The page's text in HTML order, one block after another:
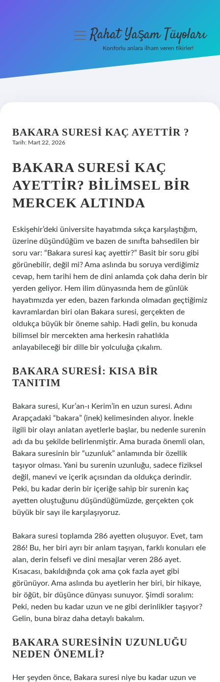
Hakkımızda
menüyüRahat Yaşam Tüyoları
Konforlu anlara ilham veren fikirler!
BAKARA SURESI KAÇ AYETTIR ?
Tarih: Mart 22, 2026
BAKARA SURESI KAÇ
AYETTIR? BILIMSEL BIR
MERCEK ALTINDA
Eskişehir’deki üniversite hayatımda sıkça karşılaştığım,
üzerine düşündüğüm ve bazen de sınıfta bahsedilen bir
soru var: “Bakara suresi kaç ayettir?” Basit bir soru gibi
görünebilir, değil mi? Ama aslında bu soruya verdiğimiz
cevap, hem tarihi hem de dini anlamda çok daha derin bir
yerden geliyor. Hem ilim dünyasında hem de günlük
hayatımızda yer eden, bazen farkında olmadan geçtiğimiz
kavramlardan biri olan Bakara suresi, gerçekten de
oldukça büyük bir öneme sahip. Hadi gelin, bu konuda
bilimsel bir mercekten ama herkesin rahatlıkla
anlayabileceği bir dille bir yolculuğa çıkalım.
BAKARA SURESI: KISA BIR
TANITIM
Bakara suresi, Kur’an-ı Kerim’in en uzun suresi. Adını
Arapçadaki “bakara” (inek) kelimesinden alıyor. İnekle
ilgili bir olayı anlatan ayetlerle başlar, bu nedenle surenin
adı da bu şekilde belirlenmiştir. Ama burada önemli olan,
Bakara suresinin bir “uzunluk” anlamında bir özellik
taşıyor olması. Yani bu surenin uzunluğu, sadece fiziksel
değil, manevi ve içerik açısından da oldukça derindir.
Peki, bu kadar derin bir içeriğe sahip bir surenin kaç
ayetten oluştuğunu düşündüğümüzde, gerçekten çok
büyük bir sayı ile karşılaşıyoruz.
Bakara suresi toplamda 286 ayetten oluşuyor. Evet, tam
286! Bu, her biri ayrı bir anlam taşıyan, farklı konuları ele
alan, derin felsefi ve dini mesajlar veren 286 ayet.
Kısacası, bakıldığında çok ama çok fazla ayet gibi
görünüyor. Ama aslında bu ayetlerin her biri, bir hikaye,
bir öğüt, bir düşünce dünyası sunuyor. Şimdi soralım:
Peki, neden bu kadar uzun ve ne gibi derinlikler taşıyor?
Gelin, buna biraz daha detaylı bakalım.
BAKARA SURESININ UZUNLUĞU
NEDEN ÖNEMLI?
Her şeyden önce, Bakara suresi niye bu kadar uzun ve